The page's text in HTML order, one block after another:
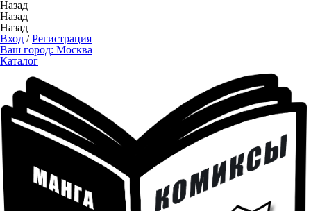
Назад
Назад
Назад
Вход /Регистрация
Ваш город: Москва
Каталог